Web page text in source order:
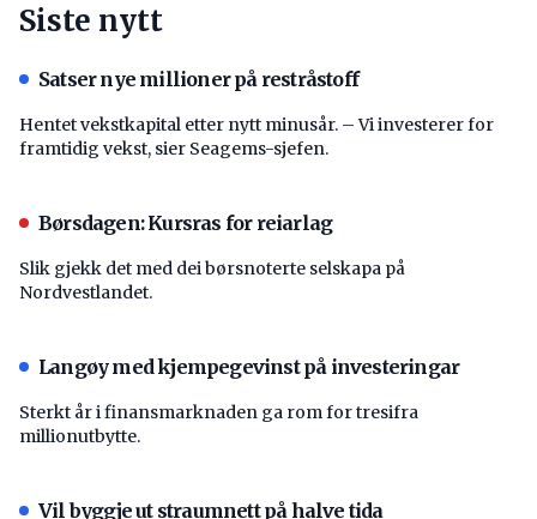
Siste nytt
Satser nye millioner på restråstoff
Hentet vekstkapital etter nytt minusår. – Vi investerer for
framtidig vekst, sier Seagems-sjefen.
Børsdagen: Kursras for reiarlag
Slik gjekk det med dei børsnoterte selskapa på
Nordvestlandet.
Langøy med kjempegevinst på investeringar
Sterkt år i finansmarknaden ga rom for tresifra
millionutbytte.
Vil byggje ut straumnett på halve tida